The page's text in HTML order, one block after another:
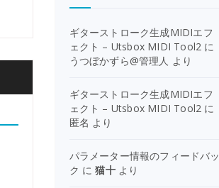
ギターストローク生成MIDIエフ
ェクト – Utsbox MIDI Tool2 に
うつぼかずら@管理人 より
ギターストローク生成MIDIエフ
ェクト – Utsbox MIDI Tool2 に
匿名 より
パラメーター情報のフィードバッ
ク に猫十より